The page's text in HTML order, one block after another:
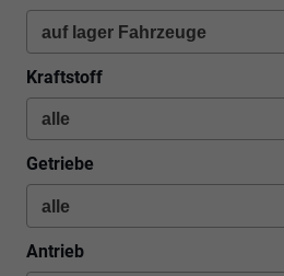
Kraftstoff
Getriebe
Antrieb